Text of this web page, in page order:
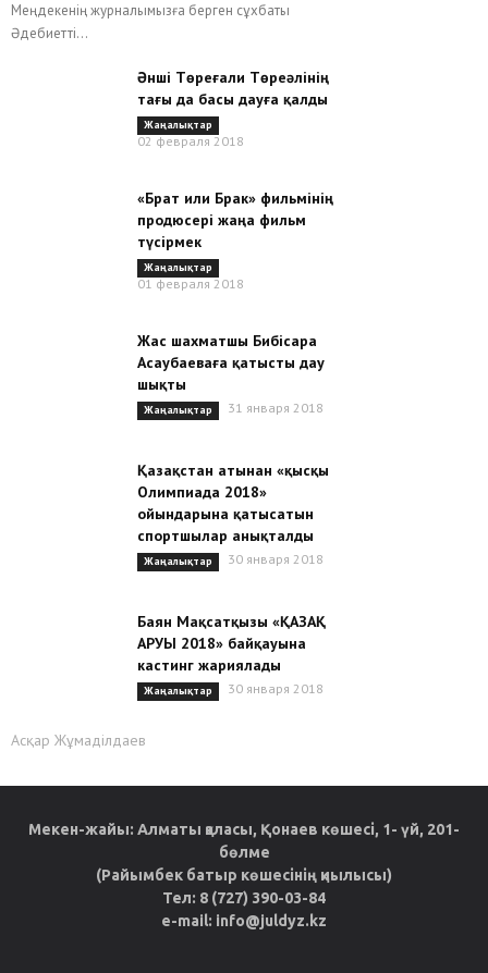
Меңдекенің журналымызға берген сұхбаты
Әдебиетті...
Әнші Төреғали Төреәлінің
тағы да басы дауға қалды
Жаңалықтар
02 февраля 2018
«Брат или Брак» фильмінің
продюсері жаңа фильм
түсірмек
Жаңалықтар
01 февраля 2018
Жас шахматшы Бибісара
Асаубаеваға қатысты дау
шықты
Жаңалықтар 31 января 2018
Қазақстан атынан «қысқы
Олимпиада 2018»
ойындарына қатысатын
спортшылар анықталды
Жаңалықтар 30 января 2018
Баян Мақсатқызы «ҚАЗАҚ
АРУЫ 2018» байқауына
кастинг жариялады
Жаңалықтар 30 января 2018
Асқар Жұмаділдаев
Мекен-жайы: Алматы қаласы, Қонаев көшесі, 1- үй, 201-
бөлме
(Райымбек батыр көшесінің қиылысы)
Тел: 8 (727) 390-03-84
e-mail: info@juldyz.kz